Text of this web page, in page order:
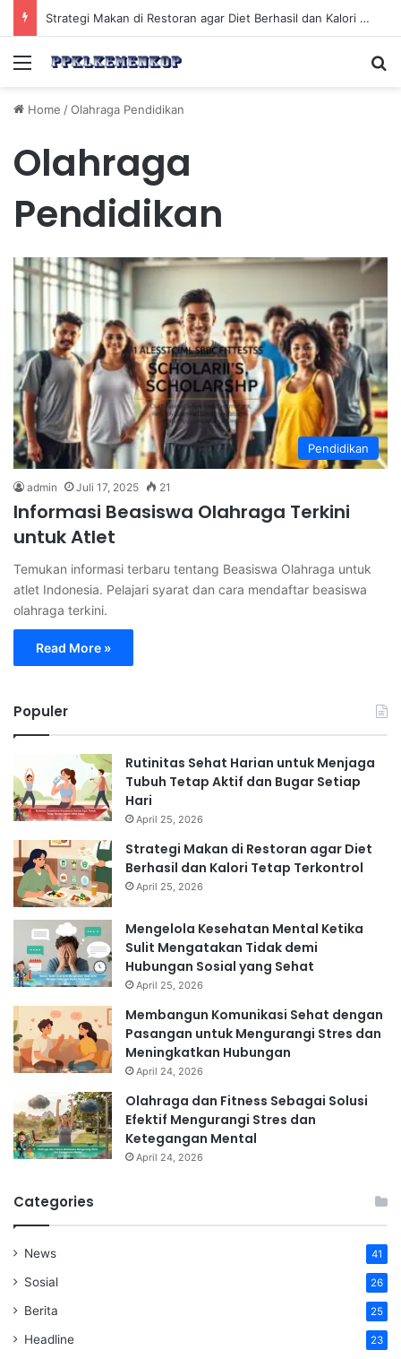
Strategi Makan di Restoran agar Diet Berhasil dan Kalori Tetap Terkontrol
Menu
Home /Olahraga Pendidikan
Olahraga
Pendidikan
Pendidikan
admin Juli 17, 2025 21
Informasi Beasiswa Olahraga Terkini
untuk Atlet
Temukan informasi terbaru tentang Beasiswa Olahraga untuk
atlet Indonesia. Pelajari syarat dan cara mendaftar beasiswa
olahraga terkini.
Read More »
Populer
Rutinitas Sehat Harian untuk Menjaga
Tubuh Tetap Aktif dan Bugar Setiap
Hari
April 25, 2026
Strategi Makan di Restoran agar Diet
Berhasil dan Kalori Tetap Terkontrol
April 25, 2026
Mengelola Kesehatan Mental Ketika
Sulit Mengatakan Tidak demi
Hubungan Sosial yang Sehat
April 25, 2026
Membangun Komunikasi Sehat dengan
Pasangan untuk Mengurangi Stres dan
Meningkatkan Hubungan
April 24, 2026
Olahraga dan Fitness Sebagai Solusi
Efektif Mengurangi Stres dan
Ketegangan Mental
April 24, 2026
Categories
News 41
Sosial 26
Berita 25
Headline 23